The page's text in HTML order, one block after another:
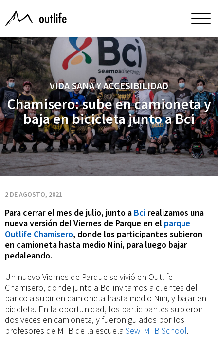
Chamisero:
sube
en
camioneta
y
baja
en
bicicleta
junto
a
Bci
Menu
VIDA SANA Y ACCESIBILIDAD
Chamisero: sube en camioneta y
baja en bicicleta junto a Bci
2 DE AGOSTO, 2021
Para cerrar el mes de julio, junto a Bci realizamos una
nueva versión del Viernes de Parque en el parque
Outlife Chamisero, donde los participantes subieron
en camioneta hasta medio Nini, para luego bajar
pedaleando.
Un nuevo Viernes de Parque se vivió en Outlife
Chamisero, donde junto a Bci invitamos a clientes del
banco a subir en camioneta hasta medio Nini, y bajar en
bicicleta. En la oportunidad, los participantes subieron
dos veces en camioneta, y fueron guiados por los
profesores de MTB de la escuela Sewi MTB School.